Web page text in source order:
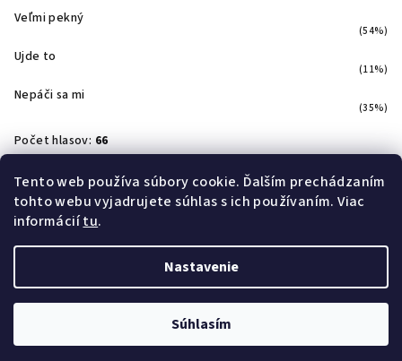
Tento web používa súbory cookie. Ďalším prechádzaním
tohto webu vyjadrujete súhlas s ich používaním. Viac
informáciítu.
Nastavenie
Súhlasím
Veľmi pekný
(54%)
Ujde to
(11%)
Nepáči sa mi
(35%)
Počet hlasov: 66
Facebook
Vytvoril Shoptet